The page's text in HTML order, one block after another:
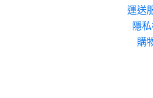
運送
隱
購